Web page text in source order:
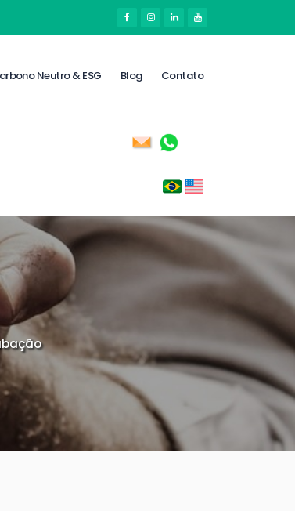
Neutro & ESG Blog Contato